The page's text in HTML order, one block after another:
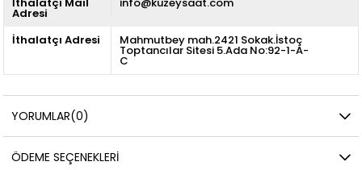
Adresi
İthalatçı Adresi Mahmutbey mah.2421 Sokak.İstoç
Toptancılar Sitesi 5.Ada No:92-1-A-
C
YORUMLAR(0)
ÖDEME SEÇENEKLERI